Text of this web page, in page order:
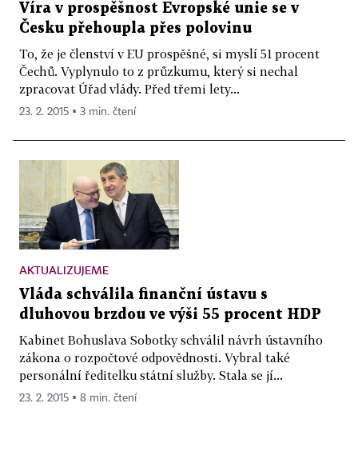
Víra v prospěšnost Evropské unie se v
Česku přehoupla přes polovinu
To, že je členství v EU prospěšné, si myslí 51 procent
Čechů. Vyplynulo to z průzkumu, který si nechal
zpracovat Úřad vlády. Před třemi lety...
23. 2. 2015 ▪ 3 min. čtení
AKTUALIZUJEME
Vláda schválila finanční ústavu s
dluhovou brzdou ve výši 55 procent HDP
Kabinet Bohuslava Sobotky schválil návrh ústavního
zákona o rozpočtové odpovědnosti. Vybral také
personální ředitelku státní služby. Stala se jí...
23. 2. 2015 ▪ 8 min. čtení